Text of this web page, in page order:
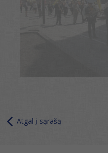
Atgal į sąrašą